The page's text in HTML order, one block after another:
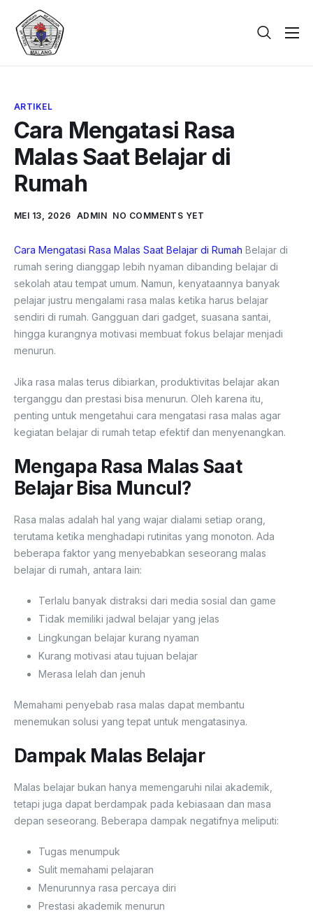
Beranda
Galeri
PPDB
ARTIKEL
Cara Mengatasi Rasa
Malas Saat Belajar di
Rumah
MEI 13, 2026 ADMIN NO COMMENTS YET
Cara Mengatasi Rasa Malas Saat Belajar di Rumah Belajar di
rumah sering dianggap lebih nyaman dibanding belajar di
sekolah atau tempat umum. Namun, kenyataannya banyak
pelajar justru mengalami rasa malas ketika harus belajar
sendiri di rumah. Gangguan dari gadget, suasana santai,
hingga kurangnya motivasi membuat fokus belajar menjadi
menurun.
Jika rasa malas terus dibiarkan, produktivitas belajar akan
terganggu dan prestasi bisa menurun. Oleh karena itu,
penting untuk mengetahui cara mengatasi rasa malas agar
kegiatan belajar di rumah tetap efektif dan menyenangkan.
Mengapa Rasa Malas Saat
Belajar Bisa Muncul?
Rasa malas adalah hal yang wajar dialami setiap orang,
terutama ketika menghadapi rutinitas yang monoton. Ada
beberapa faktor yang menyebabkan seseorang malas
belajar di rumah, antara lain:
Terlalu banyak distraksi dari media sosial dan game
Tidak memiliki jadwal belajar yang jelas
Lingkungan belajar kurang nyaman
Kurang motivasi atau tujuan belajar
Merasa lelah dan jenuh
Memahami penyebab rasa malas dapat membantu
menemukan solusi yang tepat untuk mengatasinya.
Dampak Malas Belajar
Malas belajar bukan hanya memengaruhi nilai akademik,
tetapi juga dapat berdampak pada kebiasaan dan masa
depan seseorang. Beberapa dampak negatifnya meliputi:
Tugas menumpuk
Sulit memahami pelajaran
Menurunnya rasa percaya diri
Prestasi akademik menurun